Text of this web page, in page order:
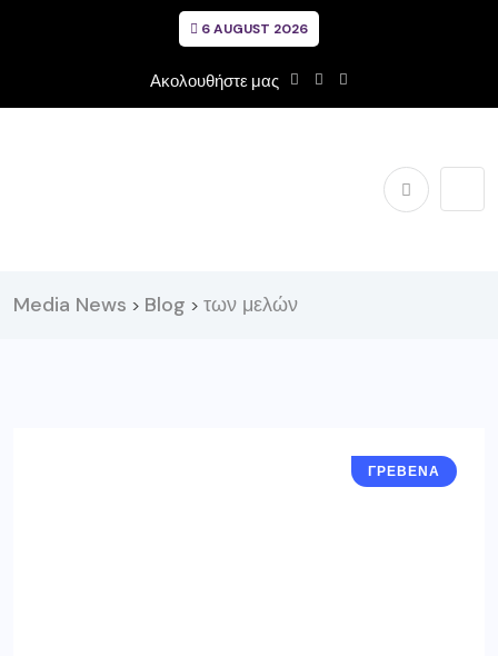
6 AUGUST 2026
Ακολουθήστε μας
Media News > Blog > των μελών
ΓΡΕΒΕΝΑ